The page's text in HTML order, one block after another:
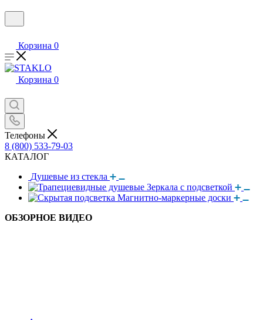
Корзина 0
Корзина 0
Телефоны
8 (800) 533-79-03
КАТАЛОГ
Душевые из стекла
Зеркала с подсветкой
Магнитно-маркерные доски
ОБЗОРНОЕ ВИДЕО